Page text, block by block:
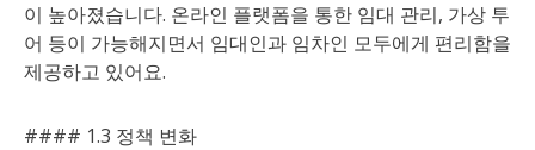
이 높아졌습니다. 온라인 플랫폼을 통한 임대 관리, 가상 투
어 등이 가능해지면서 임대인과 임차인 모두에게 편리함을
제공하고 있어요.
#### 1.3 정책 변화